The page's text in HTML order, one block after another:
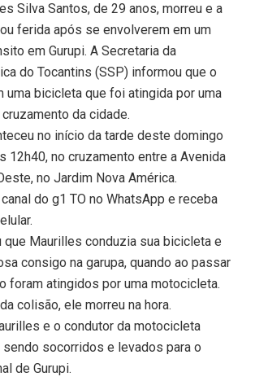
Silva Santos, de 29 anos, morreu e a
ferida após se envolverem em um
em Gurupi. A Secretaria da
do Tocantins (SSP) informou que o
uma bicicleta que foi atingida por uma
da cidade.
no início da tarde deste domingo
12h40, no cruzamento entre a Avenida
no Jardim Nova América.
do g1 TO no WhatsApp e receba
que Maurilles conduzia sua bicicleta e
consigo na garupa, quando ao passar
foram atingidos por uma motocicleta.
colisão, ele morreu na hora.
e o condutor da motocicleta
socorridos e levados para o
de Gurupi.